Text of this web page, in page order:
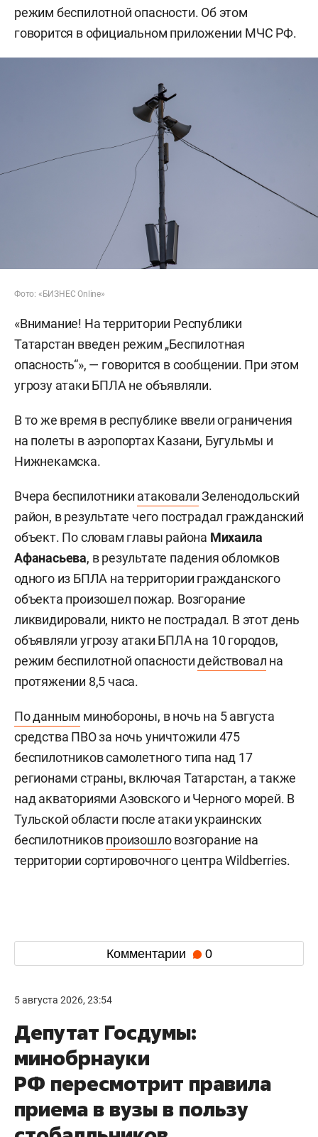
режим беспилотной опасности. Об этом
говорится в официальном приложении МЧС РФ.
Фото: «БИЗНЕС Online»
«Внимание! На территории Республики
Татарстан введен режим „Беспилотная
опасность“», — говорится в сообщении. При этом
угрозу атаки БПЛА не объявляли.
В то же время в республике ввели ограничения
на полеты в аэропортах Казани, Бугульмы и
Нижнекамска.
Вчера беспилотники атаковалиЗеленодольский
район, в результате чего пострадал гражданский
объект. По словам главы района Михаила
Афанасьева, в результате падения обломков
одного из БПЛА на территории гражданского
объекта произошел пожар. Возгорание
ликвидировали, никто не пострадал. В этот день
объявляли угрозу атаки БПЛА на 10 городов,
режим беспилотной опасностидействовал на
протяжении 8,5 часа.
По данным минобороны, в ночь на 5 августа
средства ПВО за ночь уничтожили 475
беспилотников самолетного типа над 17
регионами страны, включая Татарстан, а также
над акваториями Азовского и Черного морей. В
Тульской области после атаки украинских
беспилотниковпроизошловозгорание на
территории сортировочного центра Wildberries.
Комментарии 0
5 августа 2026, 23:54
Депутат Госдумы:
минобрнауки
РФ пересмотрит правила
приема в вузы в пользу